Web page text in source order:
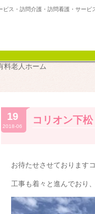
ス・訪問介護・訪問看護・サービ
料老人ホーム
19
2018-06
コリオン下
お待たせさせております
工事も着々と進んでおり